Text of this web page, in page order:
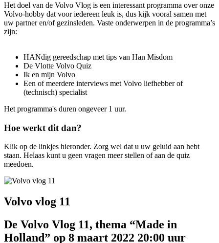
Het doel van de Volvo Vlog is een interessant programma over onze
Volvo-hobby dat voor iedereen leuk is, dus kijk vooral samen met
uw partner en/of gezinsleden. Vaste onderwerpen in de programma’s
zijn:
HANdig gereedschap met tips van Han Misdom
De Vlotte Volvo Quiz
Ik en mijn Volvo
Een of meerdere interviews met Volvo liefhebber of
(technisch) specialist
Het programma's duren ongeveer 1 uur.
Hoe werkt dit dan?
Klik op de linkjes hieronder. Zorg wel dat u uw geluid aan hebt
staan. Helaas kunt u geen vragen meer stellen of aan de quiz
meedoen.
Volvo vlog 11
De Volvo Vlog 11, thema “Made in
Holland” op 8 maart 2022 20:00 uur